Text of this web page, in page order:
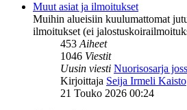
Muut asiat ja ilmoitukset
Muihin alueisiin kuulumattomat
ilmoitukset (ei
453Aiheet
1046 Viestit
Uusin viesti Nuorisosarja
Kirjoittaja Seija Irmeli Kaisto
21 Touko 2026 00:24